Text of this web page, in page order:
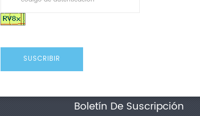
Boletín De Suscripción